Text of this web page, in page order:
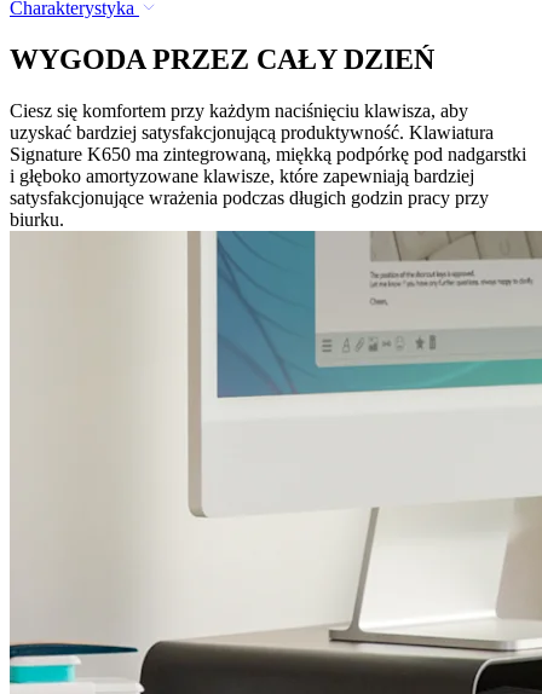
Charakterystyka
WYGODA PRZEZ CAŁY DZIEŃ
Ciesz się komfortem przy każdym naciśnięciu klawisza, aby
uzyskać bardziej satysfakcjonującą produktywność. Klawiatura
Signature K650 ma zintegrowaną, miękką podpórkę pod nadgarstki
i głęboko amortyzowane klawisze, które zapewniają bardziej
satysfakcjonujące wrażenia podczas długich godzin pracy przy
biurku.